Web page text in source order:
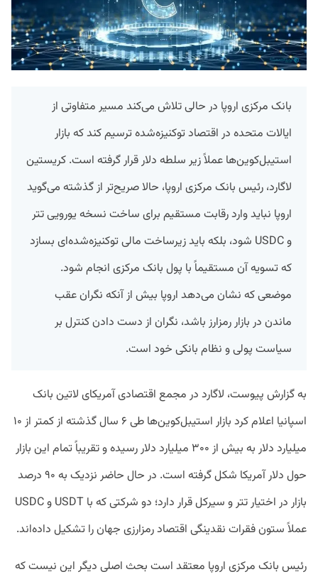
بانک مرکزی اروپا در حالی تلاش می‌کند مسیر متفاوتی از
ایالات متحده در اقتصاد توکنیزه‌شده ترسیم کند که بازار
استیبل‌کوین‌ها عملاً زیر سلطه دلار قرار گرفته است. کریستین
لاگارد، رئیس بانک مرکزی اروپا، حالا صریح‌تر از گذشته می‌گوید
اروپا نباید وارد رقابت مستقیم برای ساخت نسخه یورویی تتر
و USDC شود، بلکه باید زیرساخت مالی توکنیزه‌شده‌ای بسازد
که تسویه آن مستقیماً با پول بانک مرکزی انجام شود.
موضعی که نشان می‌دهد اروپا بیش از آنکه نگران عقب
ماندن در بازار رمزارز باشد، نگران از دست دادن کنترل بر
سیاست پولی و نظام بانکی خود است.
به گزارش پیوست، لاگارد در مجمع اقتصادی آمریکای لاتین بانک
اسپانیا اعلام کرد بازار استیبل‌کوین‌ها طی ۶ سال گذشته از کمتر از ۱۰
میلیارد دلار به بیش از ۳۰۰ میلیارد دلار رسیده و تقریباً تمام این بازار
حول دلار آمریکا شکل گرفته است. در حال حاضر نزدیک به ۹۰ درصد
بازار در اختیار تتر و سیرکل قرار دارد؛ دو شرکتی که با USDT و USDC
عملاً ستون فقرات نقدینگی اقتصاد رمزارزی جهان را تشکیل داده‌اند.
رئیس بانک مرکزی اروپا معتقد است بحث اصلی دیگر این نیست که